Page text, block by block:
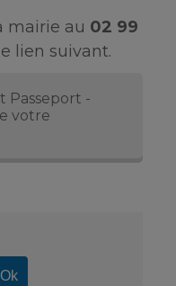
mairie au 02 99
lien suivant.
Passeport -
votre